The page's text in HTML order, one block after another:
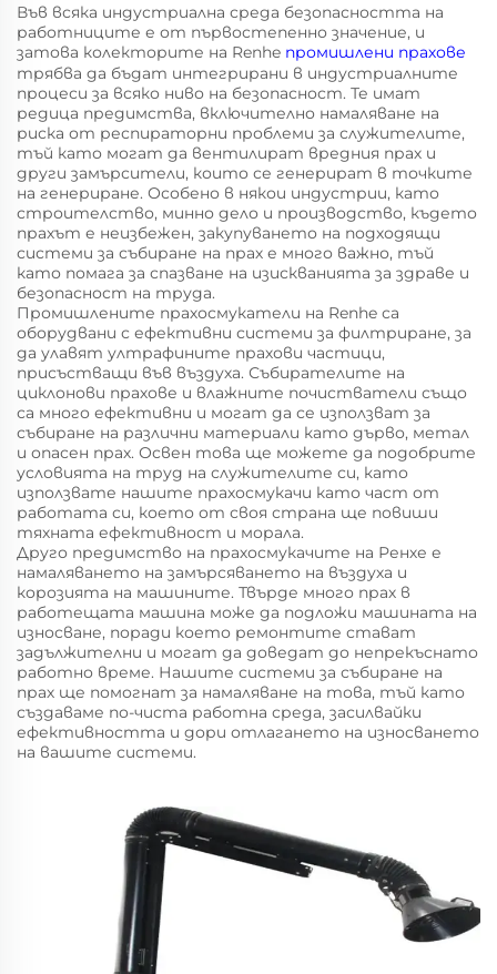
Във всяка индустриална среда безопасността на
работниците е от първостепенно значение, и
затова колекторите на Renhe промишлени прахове
трябва да бъдат интегрирани в индустриалните
процеси за всяко ниво на безопасност. Те имат
редица предимства, включително намаляване на
риска от респираторни проблеми за служителите,
тъй като могат да вентилират вредния прах и
други замърсители, които се генерират в точките
на генериране. Особено в някои индустрии, като
строителство, минно дело и производство, където
прахът е неизбежен, закупуването на подходящи
системи за събиране на прах е много важно, тъй
като помага за спазване на изискванията за здраве и
безопасност на труда.
Промишлените прахосмукатели на Renhe са
оборудвани с ефективни системи за филтриране, за
да улавят ултрафините прахови частици,
присъстващи във въздуха. Събирателите на
циклонови прахове и влажните почистватели също
са много ефективни и могат да се използват за
събиране на различни материали като дърво, метал
и опасен прах. Освен това ще можете да подобрите
условията на труд на служителите си, като
използвате нашите прахосмукачи като част от
работата си, което от своя страна ще повиши
тяхната ефективност и морала.
Друго предимство на прахосмукачите на Ренхе е
намаляването на замърсяването на въздуха и
корозията на машините. Твърде много прах в
работещата машина може да подложи машината на
износване, поради което ремонтите стават
задължителни и могат да доведат до непрекъснато
работно време. Нашите системи за събиране на
прах ще помогнат за намаляване на това, тъй като
създаваме по-чиста работна среда, засилвайки
ефективността и дори отлагането на износването
на вашите системи.